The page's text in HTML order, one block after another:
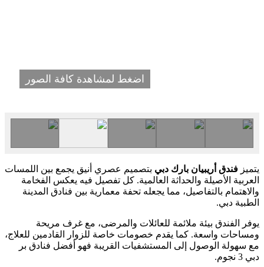
اضغط لمشاهدة كافة الصور
يتميز فندق أريبيان بارك دبي بتصميم عصري أنيق يجمع بين اللمسات
العربية الأصيلة والحداثة العالمية. كل تفصيل فيه يعكس الفخامة
والاهتمام بالتفاصيل، مما يجعله تحفة معمارية بين فنادق المدينة
الطبية دبي.
يوفر الفندق بيئة ملائمة للعائلات والمرضى، مع غرف مريحة
ومساحات واسعة. كما يقدم خصومات خاصة للزوار القادمين للعلاج،
مع سهولة الوصول إلى المستشفيات القريبة فهو أفضل فنادق بر
دبي 3 نجوم.